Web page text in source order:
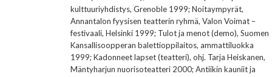
kulttuuriyhdistys, Grenoble 1999; Noitaympyrät,
Annantalon fyysisen teatterin ryhmä, Valon Voimat –
festivaali, Helsinki 1999; Tulot ja menot (demo), Suomen
Kansallisoopperan balettioppilaitos, ammattiluokka
1999; Kadonneet lapset (teatteri), ohj. Tarja Heiskanen,
Mäntyharjun nuorisoteatteri 2000; Antiikin kauniit ja